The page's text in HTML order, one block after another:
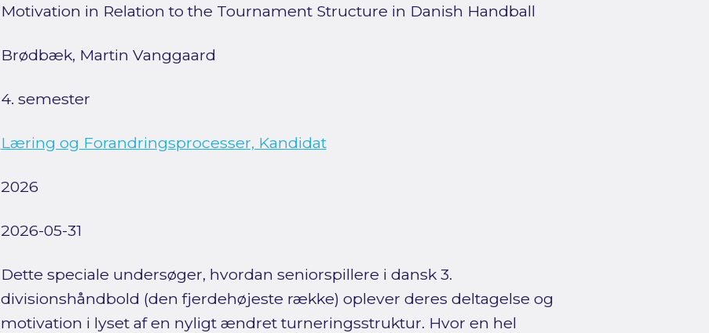
Motivation in Relation to the Tournament Structure in Danish Handball
Brødbæk, Martin Vanggaard
4. semester
Læring og Forandringsprocesser, Kandidat
2026
2026-05-31
Dette speciale undersøger, hvordan seniorspillere i dansk 3.
divisionshåndbold (den fjerdehøjeste række) oplever deres deltagelse og
motivation i lyset af en nyligt ændret turneringsstruktur. Hvor en hel